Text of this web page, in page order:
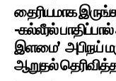
தைரியமாக
-கல்லீரல்
இளமை’ அபிநய்
ஆறுதல்